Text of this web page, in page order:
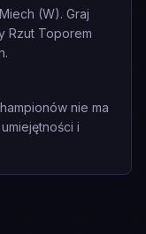
(W). Graj
Rzut Toporem
nie ma
i